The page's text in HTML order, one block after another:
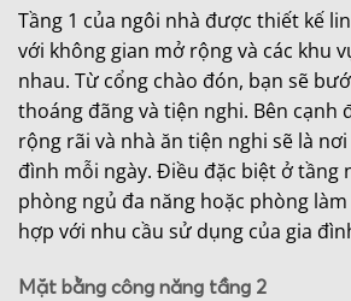
Tầng 1 của ngôi nhà được thiết kế
với không gian mở rộng và các khu
nhau. Từ cổng chào đón, bạn sẽ
thoáng đãng và tiện nghi. Bên cạnh
rộng rãi và nhà ăn tiện nghi sẽ là
đình mỗi ngày. Điều đặc biệt ở tầng
phòng ngủ đa năng hoặc phòng
hợp với nhu cầu sử dụng của gia
Mặt bằng công năng tầng 2